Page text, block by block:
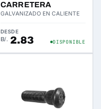
CARRETERA
GALVANIZADO EN CALIENTE
DESDE
B/. 2.83 DISPONIBLE